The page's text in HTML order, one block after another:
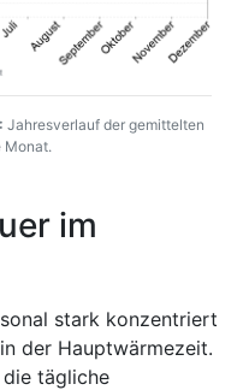
Jahresverlauf der gemittelten
Monat.
im
stark konzentriert
der Hauptwärmezeit.
tägliche